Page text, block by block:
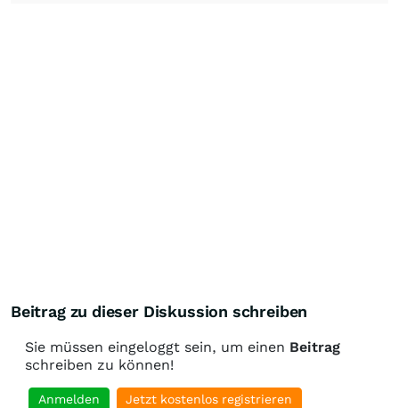
Beitrag zu dieser Diskussion schreiben
Sie müssen eingeloggt sein, um einen Beitrag
schreiben zu können!
Anmelden Jetzt kostenlos registrieren